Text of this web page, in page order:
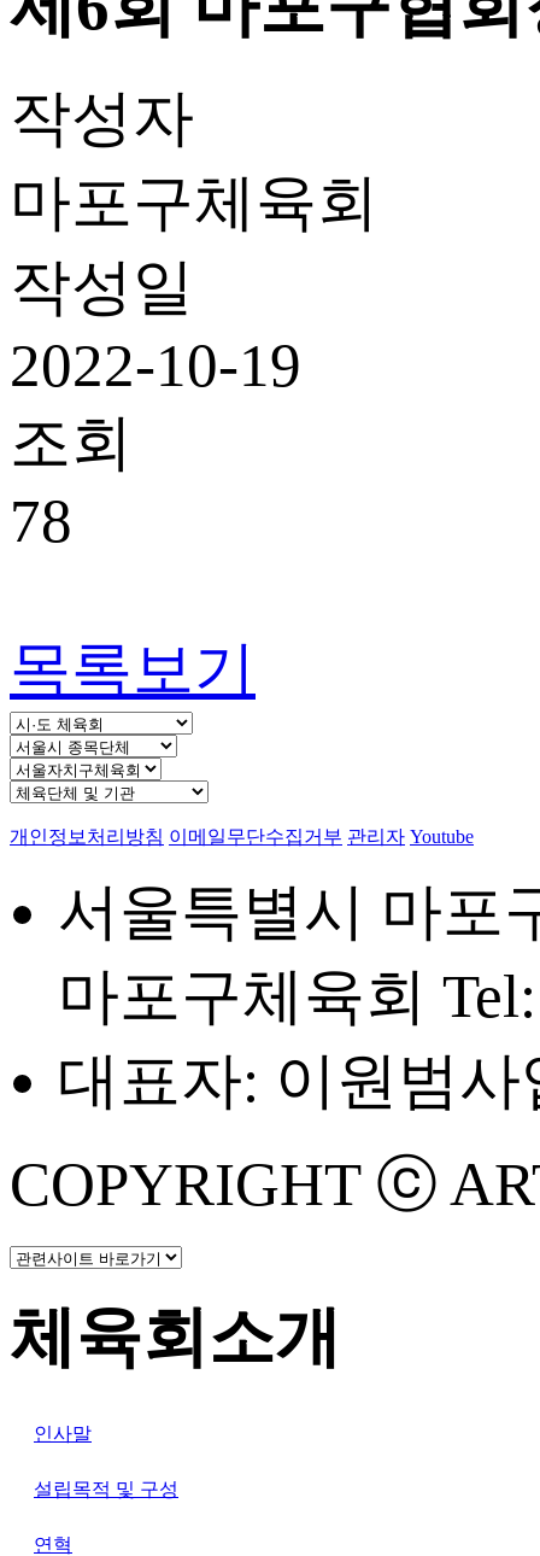
작성자
마포구체육회
작성일
2022-10-19
조회
78
목록보기
개인정보처리방침 이메일무단수집거부 관리자 Youtube
서울특별시 마포
마포구체육회
대표자: 이원범사
COPYRIGHT ⓒ
체육회소개
인사말
설립목적 및 구성
연혁